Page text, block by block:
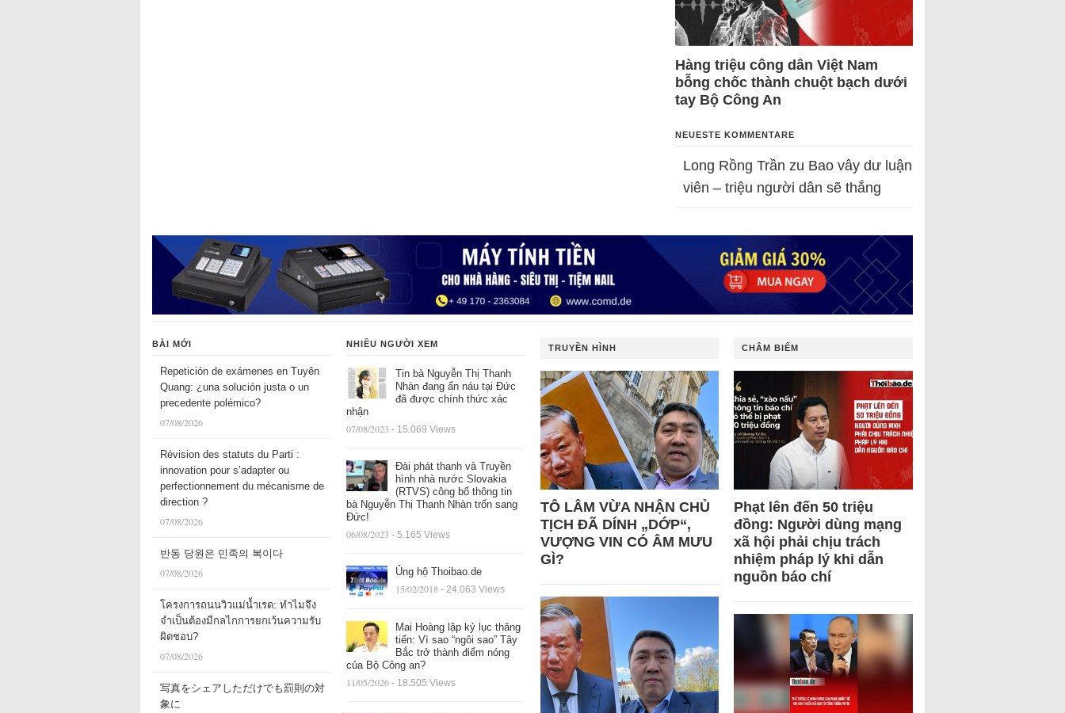
Hàng triệu công dân Việt Nam
bỗng chốc thành chuột bạch dưới
tay Bộ Công An
NEUESTE KOMMENTARE
Long Rồng Trần zu Bao vây dư luận
viên – triệu người dân sẽ thắng
BÀI MỚI
Repetición de exámenes en Tuyên
Quang: ¿una solución justa o un
precedente polémico?
07/08/2026
Révision des statuts du Parti :
innovation pour s’adapter ou
perfectionnement du mécanisme de
direction ?
07/08/2026
반동 당원은 민족의 복이다
07/08/2026
โครงการถนนวิวแม่น้ำเรด: ทำไมจึง
จำเป็นต้องมีกลไกการยกเว้นความรับ
ผิดชอบ?
07/08/2026
写真をシェアしただけでも罰則の対
象に
NHIỀU NGƯỜI XEM
Tin bà Nguyễn Thị Thanh
Nhàn đang ẩn náu tại Đức
đã được chính thức xác
nhận
07/08/2023 - 15.069 Views
Đài phát thanh và Truyền
hình nhà nước Slovakia
(RTVS) công bố thông tin
bà Nguyễn Thị Thanh Nhàn trốn sang
Đức!
06/08/2023 - 5.165 Views
Ủng hộ Thoibao.de
15/02/2018 - 24.063 Views
Mai Hoàng lập kỷ lục thăng
tiến: Vì sao “ngôi sao” Tây
Bắc trở thành điểm nóng
của Bộ Công an?
11/05/2026 - 18.505 Views
TRUYỀN HÌNH
TÔ LÂM VỪA NHẬN CHỦ
TỊCH ĐÃ DÍNH „DỚP“,
VƯỢNG VIN CÓ ÂM MƯU
GÌ?
CHÂM BIẾM
Phạt lên đến 50 triệu
đồng: Người dùng mạng
xã hội phải chịu trách
nhiệm pháp lý khi dẫn
nguồn báo chí